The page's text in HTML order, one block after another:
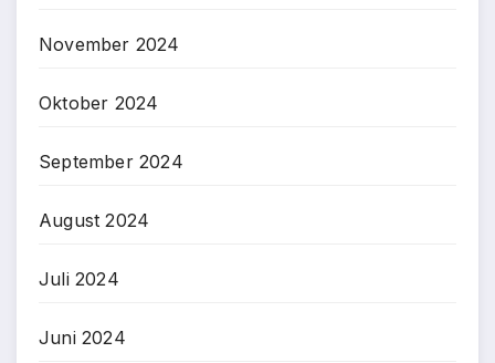
November 2024
Oktober 2024
September 2024
August 2024
Juli 2024
Juni 2024